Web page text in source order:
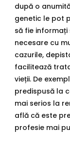
după o
genetic le pot
să fie informați
necesare cu
cazurile,
facilitează
vieții. De
predispusă la
mai serios la
află că este
profesie mai